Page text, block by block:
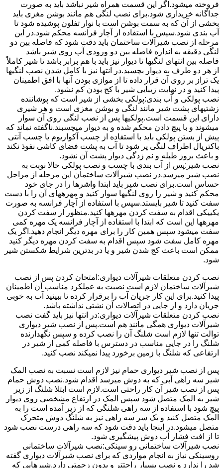
فروخته میشود.اگر این قسمت همراه شیر نباشد باید به صورت
جداگانه خریداری شود.برای نصب لنگی هم مانند بوشن مغزی باید
بخشی از آن که به سمت بوشن است با نوار تفلون پوشیده شود تا
آب بندی شود.سپس با استفاده از آچار فرانسه محکم شود.در این
مرحله از نصب شیرآلات ساختمان باید دقت شود که فاصله بین دو
لنگی دقیقه به اندازه فاصله بین دو ورودی آب روی شیر باشد
فاصله بین انتهای لنگیها تا دیوار نیز باید با هم برابر باشد تا شیر کاملاً
از هر دو طرف به دیوار بچسبد.در انتها نیز با کامل شدن نصب لنگیها
یک تراز بر روی آن قرار داده تا از موازی بودن آنها با افق اطمینان
پیدا کنید و در نهایت زیبایی شیر با کج بودن کم نشود.
نصب پولکی و آب بندی:پولکی بخشی از شیر است که پوشاننده
زشتیهای پشت شیر مانند لنگی و بوشن مغزی است و هر شیری
دارای این قسمت است.پولکیها پس از نصب لنگی روی آن سوار
میشوند و با پیچ دادن محکم شده و به دیوار میچسبند.ناگفته نماند که
پیش از بستن پولکی باید با استفاده از چسب آکواریوم یا چسب آنتی
باکتریال اطراف لنگی پر شود تا آب به پشت فضای کاشی نفوذ نکند
و باعث بروز طبله و نم زدگی دیوار پشت آن نشود.
نصب شیر:پس از آب بندی با چسب و نصب پولکی حالا نوبت به
نصب شیر میرسد.در نصب شیرآلات ساختمان این مرحله از مراحل
حساس است.برای نصب شیر باید ابتدا واشرها را در جای خود
محکم کنید و شیر را روی لنگیها سوار کنید و مهرههای آن را با دست
سفت کنید تا شیر بایستد.سپس با استفاده از آچار فرانسه به صورت
یکییکی اقدام به سفت کردن مهرهها کنید.منظور از سفت کردن
مهرهها این است که ابتدا با استفاده از آچار فرانسه یک مهره کمی
سفت میشود سپس همین کار را برای مهره دیگر انجام دهید.اگر یک
مهره کامل سفت شود سپس اقدام به سفت کردن مهره دیگر کنید
ممکن است باعث کج شدن شیر و یا در بدترین شرایط شکستن شیر
شود.
نصب کردن متعلقات شیرآلات دیواری:امتحان کردن پس از نصب
شیرآلات ساختمان لازم است نصبت به عملکرد مناسب آن اطمینان
پیدا کنید.برای این کار جریان آب را برقرار کرده تا ببینید آب به خوبی
جریان دارد و از جایی در اتصالات آن نشتی نداشته باشد.
نصب کردن متعلقات شیرآلات دیواری:در انتها نیز باید گفت نصب
شیرآلات دیواری همگی مانند هم است.پس از نصب شیر دیواری
توالت تنها لازم است شلنگ آن را نصب کرده و سپس نگهدارنده
شلنگ را در جایی مناسب در دسترس با فاصله کمی از شیر در
ارتفاعی که شلنگ با زمین برخورد پیدا نمیکند نصب کنید.
پس از نصب شیر دیواری حمام نیز لازم است نسبت به نصب المک
شیر سه راهی آبی که به دوش میرسد اقدام شود.نصب دوش حمام
پس از نصب شیر آن کار راحتی است.لازم است ابتلا شلنگ از زیر
شیر به المک متصل شود سپس المک در ارتفاع مشخصی روی دیوار
پیچ شود با استفاده از سه راهی شلنگی که از زیر آمده است را به
المک متصل کنید و یک سر سه راهی نیز به شلنگ دوش متحرک
متصل میشود.در اینجا باید دقت شود که سه راهی درست نصب شود
تا از افت فشار آب دوش پیشگیری شود.
نصب شیرآلات ساختمانی رو سینکی:نصب شیرآلات ساختمانی
روسینکی نیاز به انجام مواردی که برای نصب شیرآلات دیواری گفته
شد را ندارد و نصب بسیار راحتتر و بدون زحمتی دارد.شیرهایی که